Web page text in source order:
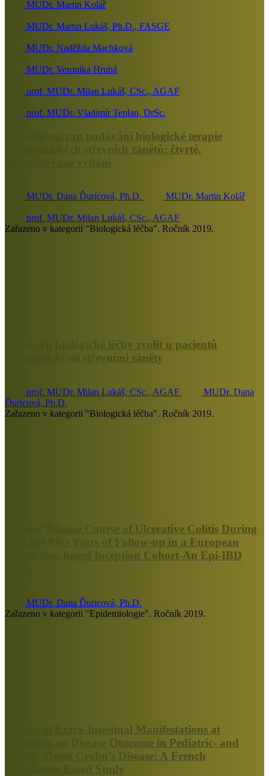
MUDr. Martin Kolář
MUDr. Martin Lukáš, Ph.D., FASGE
MUDr. Naděžda Machková
MUDr. Veronika Hrubá
prof. MUDr. Milan Lukáš, CSc., AGAF
prof. MUDr. Vladimír Teplan, DrSc.
Doporučení pro podávání biologické terapie
u idiopatických střevních zánětů: čtvrté,
aktualizované vydání
MUDr. Dana Ďuricová, Ph.D. MUDr. Martin Kolář
prof. MUDr. Milan Lukáš, CSc., AGAF
Zařazeno v kategorii "Biologická léčba". Ročník 2019.
Který typ biologické léčby zvolit u pacientů
s idiopatickými střevními záněty
prof. MUDr. Milan Lukáš, CSc., AGAF
MUDr. Dana
Ďuricová, Ph.D.
Zařazeno v kategorii "Biologická léčba". Ročník 2019.
Natural Disease Course of Ulcerative Colitis During
the First Five Years of Follow-up in a European
Population-based Inception Cohort-An Epi-IBD
MUDr. Dana Ďuricová, Ph.D.
Zařazeno v kategorii "Epidemiologie". Ročník 2019.
Impact of Extra-Intestinal Manifestations at
Diagnosis on Disease Outcome in Pediatric- and
Elderly-Onset Crohn’s Disease: A French
Population-Based Study